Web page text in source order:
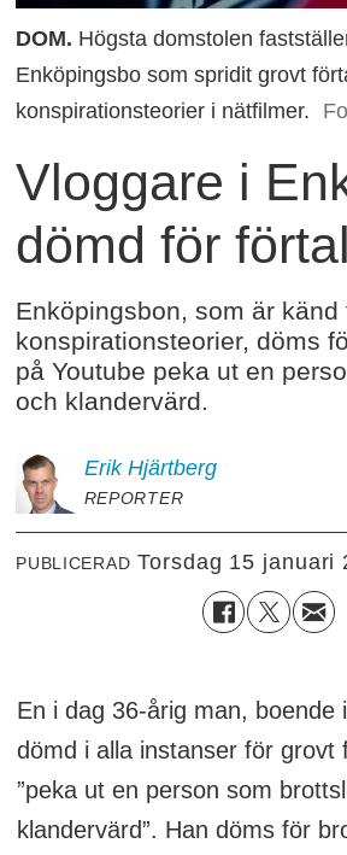
DOM. Högsta domstolen
Enköpingsbo som spridit grovt
konspirationsteorier i nätfilmer.
Vloggare i
dömd för
Enköpingsbon, som är känd
konspirationsteorier, döms
på Youtube peka ut en
och klandervärd.
Erik Hjärtberg
REPORTER
PUBLICERAD torsdag 15 januari
En i dag 36-årig man, boende
dömd i alla instanser för grovt
”peka ut en person som
klandervärd”. Han döms för